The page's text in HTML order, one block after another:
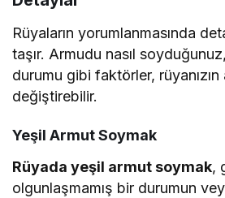
Rüyaların yorumlanmasında
taşır. Armudu nasıl
durumu gibi faktörler, rüyanızın
değiştirebilir.
Yeşil Armut Soymak
Rüyada yeşil armut soymak,
olgunlaşmamış bir durumun